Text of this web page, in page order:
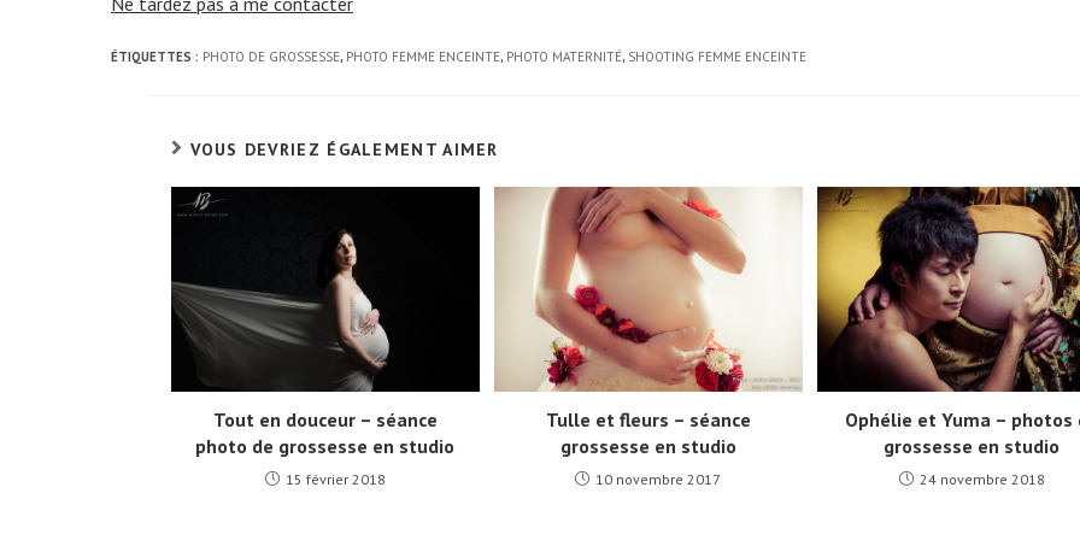
ÉTIQUETTES : PHOTO DE GROSSESSE, PHOTO FEMME ENCEINTE, PHOTO MATERNITÉ, SHOOTING FEMME ENCEINTE
VOUS DEVRIEZ ÉGALEMENT AIMER
Tout en douceur – séance
photo de grossesse en studio
15 février 2018
Tulle et fleurs – séance
grossesse en studio
10 novembre 2017
Ophélie et Yuma – photos
grossesse en studio
24 novembre 2018